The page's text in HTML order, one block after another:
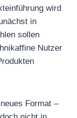
wird
in
sollen
Nutzer
Format –